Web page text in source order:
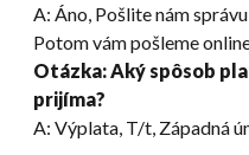
A: Áno, Pošlite nám
Potom vám pošleme
Otázka: Aký spôsob
prijíma?
A: Výplata, T/t, Západná